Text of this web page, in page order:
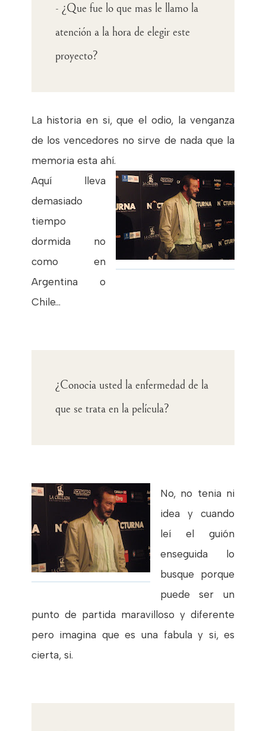
- ¿Que fue lo que mas le llamo la
atención a la hora de elegir este
proyecto?
La historia en si, que el odio, la venganza
de los vencedores no sirve de nada que la
memoria esta ahí.
Aquí lleva
demasiado
tiempo
dormida no
como en
Argentina o
Chile...
¿Conocia usted la enfermedad de la
que se trata en la película?
No, no tenia ni
idea y cuando
leí el guión
enseguida lo
busque porque
puede ser un
punto de partida maravilloso y diferente
pero imagina que es una fabula y si, es
cierta, si.